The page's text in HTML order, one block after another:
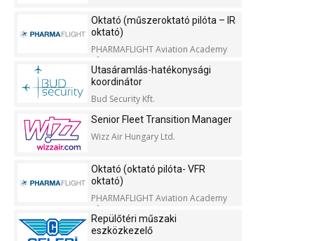
Oktató (műszeroktató pilóta – IR
oktató)
PHARMAFLIGHT Aviation Academy
Kft.
Utasáramlás-hatékonysági
koordinátor
Bud Security Kft.
Senior Fleet Transition Manager
Wizz Air Hungary Ltd.
Oktató (oktató pilóta- VFR
oktató)
PHARMAFLIGHT Aviation Academy
Kft.
Repülőtéri műszaki
eszközkezelő